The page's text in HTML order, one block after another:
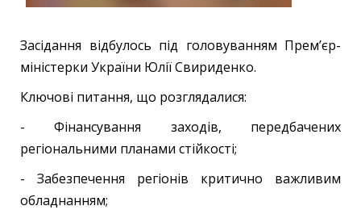
Засідання відбулось під головуванням Прем’єр-
міністерки України Юлії Свириденко.
Ключові питання, що розглядалися:
- Фінансування заходів, передбачених
регіональними планами стійкості;
- Забезпечення регіонів критично важливим
обладнанням;